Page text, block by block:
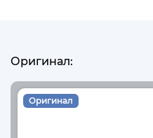
Оригинал:
Оригинал